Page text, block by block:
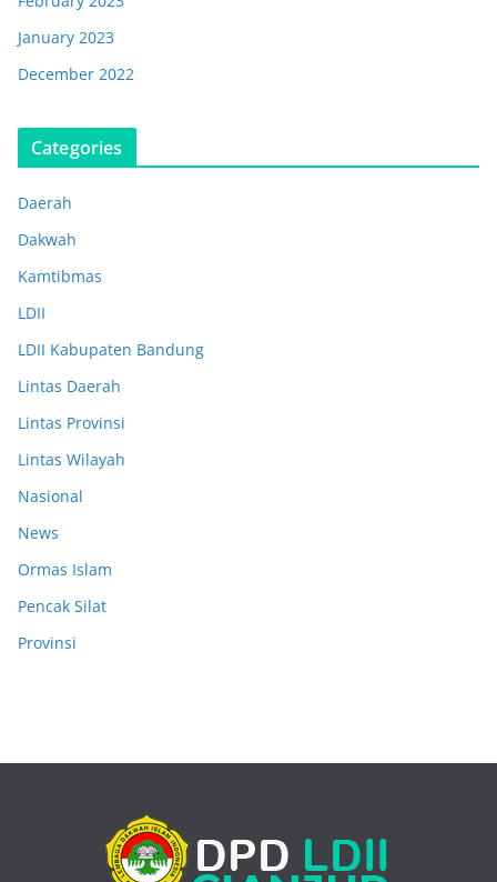
January 2023
December 2022
Categories
Daerah
Dakwah
Kamtibmas
LDII
LDII Kabupaten Bandung
Lintas Daerah
Lintas Provinsi
Lintas Wilayah
Nasional
News
Ormas Islam
Pencak Silat
Provinsi